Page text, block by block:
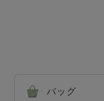
バッグ